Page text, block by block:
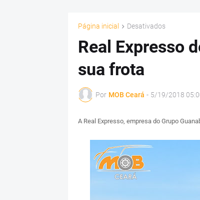
Página inicial Desativados
Real Expresso
sua frota
Por MOB Ceará - 5/19/2018
A Real Expresso, empresa do Grupo